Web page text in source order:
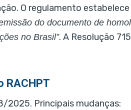
O regulamento
do documento de
no Brasil”. A Resolução
RACHPT
2025. Principais mudanças: